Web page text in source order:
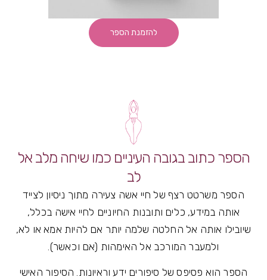
להזמנת הספר
הספר כתוב בגובה העיניים כמו שיחה מלב אל
לב
הספר משרטט רצף של חיי אשה צעירה מתוך ניסיון לצייד
אותה במידע, כלים ותובנות החיוניים לחיי אישה בכלל,
שיובילו אותה אל החלטה שלמה יותר אם להיות אמא או לא,
ולמעבר המורכב אל האימהות (אם וכאשר).
הספר הוא פסיפס של סיפורים ידע וראיונות. הסיפור האישי